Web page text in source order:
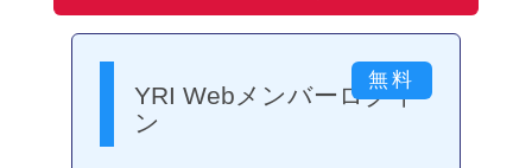
YRI Webメンバーログイ
ン